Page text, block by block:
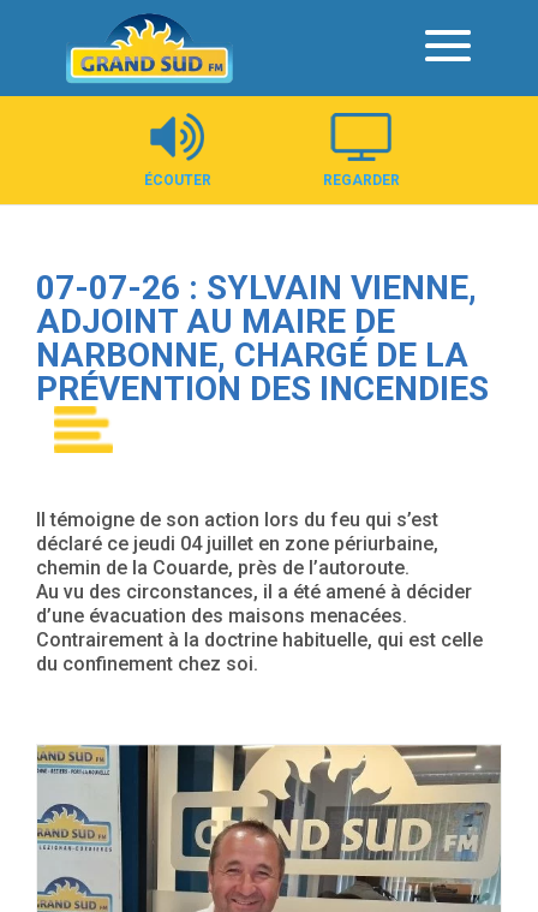
Panneau de gestion des cookies
ÉCOUTER REGARDER
07-07-26 : SYLVAIN VIENNE,
ADJOINT AU MAIRE DE
NARBONNE, CHARGÉ DE LA
PRÉVENTION DES INCENDIES
Il témoigne de son action lors du feu qui s’est
déclaré ce jeudi 04 juillet en zone périurbaine,
chemin de la Couarde, près de l’autoroute.
Au vu des circonstances, il a été amené à décider
d’une évacuation des maisons menacées.
Contrairement à la doctrine habituelle, qui est celle
du confinement chez soi.